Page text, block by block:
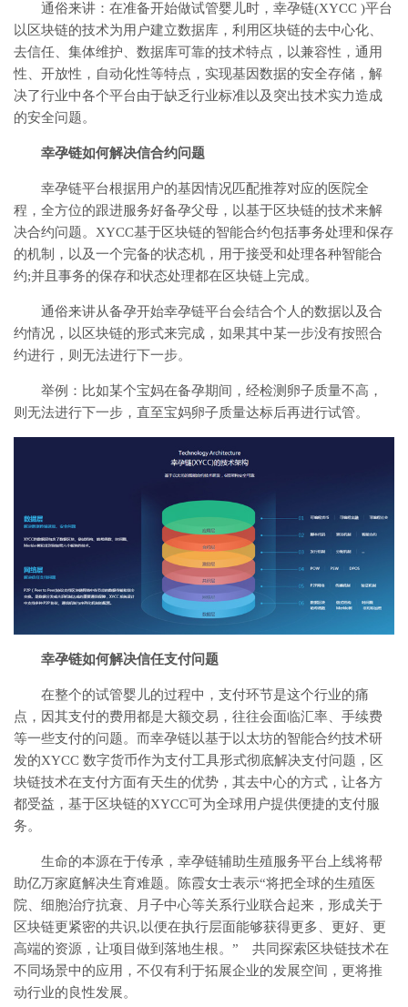
通俗来讲：在准备开始做试管婴儿时，幸孕链(XYCC )平台
以区块链的技术为用户建立数据库，利用区块链的去中心化、
去信任、集体维护、数据库可靠的技术特点，以兼容性，通用
性、开放性，自动化性等特点，实现基因数据的安全存储，解
决了行业中各个平台由于缺乏行业标准以及突出技术实力造成
的安全问题。
幸孕链如何解决信合约问题
幸孕链平台根据用户的基因情况匹配推荐对应的医院全
程，全方位的跟进服务好备孕父母，以基于区块链的技术来解
决合约问题。XYCC基于区块链的智能合约包括事务处理和保存
的机制，以及一个完备的状态机，用于接受和处理各种智能合
约;并且事务的保存和状态处理都在区块链上完成。
通俗来讲从备孕开始幸孕链平台会结合个人的数据以及合
约情况，以区块链的形式来完成，如果其中某一步没有按照合
约进行，则无法进行下一步。
举例：比如某个宝妈在备孕期间，经检测卵子质量不高，
则无法进行下一步，直至宝妈卵子质量达标后再进行试管。
幸孕链如何解决信任支付问题
在整个的试管婴儿的过程中，支付环节是这个行业的痛
点，因其支付的费用都是大额交易，往往会面临汇率、手续费
等一些支付的问题。而幸孕链以基于以太坊的智能合约技术研
发的XYCC 数字货币作为支付工具形式彻底解决支付问题，区
块链技术在支付方面有天生的优势，其去中心的方式，让各方
都受益，基于区块链的XYCC可为全球用户提供便捷的支付服
务。
生命的本源在于传承，幸孕链辅助生殖服务平台上线将帮
助亿万家庭解决生育难题。陈霞女士表示“将把全球的生殖医
院、细胞治疗抗衰、月子中心等关系行业联合起来，形成关于
区块链更紧密的共识,以便在执行层面能够获得更多、更好、更
高端的资源，让项目做到落地生根。” 共同探索区块链技术在
不同场景中的应用，不仅有利于拓展企业的发展空间，更将推
动行业的良性发展。